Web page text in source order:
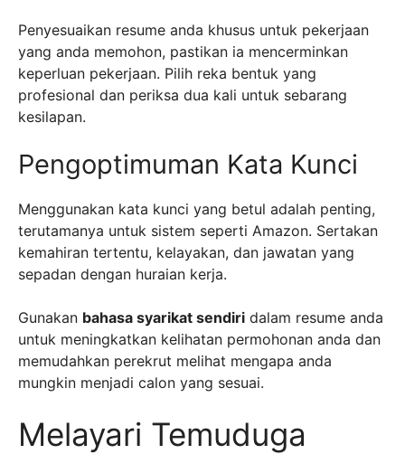
Penyesuaikan resume anda khusus untuk pekerjaan
yang anda memohon, pastikan ia mencerminkan
keperluan pekerjaan. Pilih reka bentuk yang
profesional dan periksa dua kali untuk sebarang
kesilapan.
Pengoptimuman Kata Kunci
Menggunakan kata kunci yang betul adalah penting,
terutamanya untuk sistem seperti Amazon. Sertakan
kemahiran tertentu, kelayakan, dan jawatan yang
sepadan dengan huraian kerja.
Gunakan bahasa syarikat sendiri dalam resume anda
untuk meningkatkan kelihatan permohonan anda dan
memudahkan perekrut melihat mengapa anda
mungkin menjadi calon yang sesuai.
Melayari Temuduga